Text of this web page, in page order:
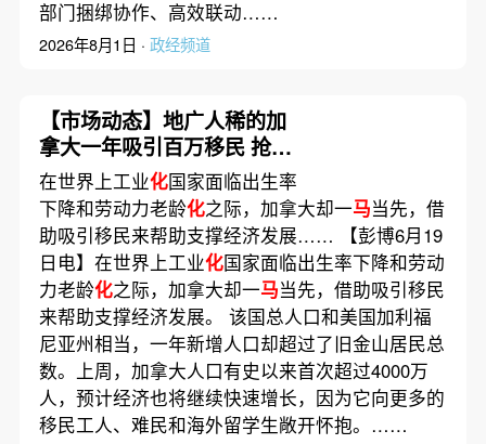
部门捆绑协作、高效联动……
2026年8月1日 · 政经频道
【市场动态】地广人稀的加
拿大一年吸引百万移民 抢夺
最宝贵财富助力经济发展
在世界上工业化国家面临出生率
下降和劳动力老龄化之际，加拿大却一马当先，借
助吸引移民来帮助支撑经济发展…… 【彭博6月19
日电】在世界上工业化国家面临出生率下降和劳动
力老龄化之际，加拿大却一马当先，借助吸引移民
来帮助支撑经济发展。 该国总人口和美国加利福
尼亚州相当，一年新增人口却超过了旧金山居民总
数。上周，加拿大人口有史以来首次超过4000万
人，预计经济也将继续快速增长，因为它向更多的
移民工人、难民和海外留学生敞开怀抱。……